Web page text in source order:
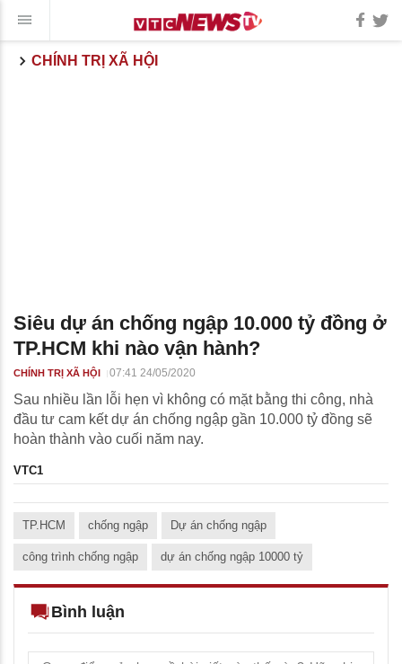
CHÍNH TRỊ XÃ HỘI
Siêu dự án chống ngập 10.000 tỷ đồng ở
TP.HCM khi nào vận hành?
CHÍNH TRỊ XÃ HỘI 07:41 24/05/2020
Sau nhiều lần lỗi hẹn vì không có mặt bằng thi công, nhà
đầu tư cam kết dự án chống ngập gần 10.000 tỷ đồng sẽ
hoàn thành vào cuối năm nay.
VTC1
TP.HCM chống ngập Dự án chống ngập
công trình chống ngập dự án chống ngập 10000 tỷ
Bình luận